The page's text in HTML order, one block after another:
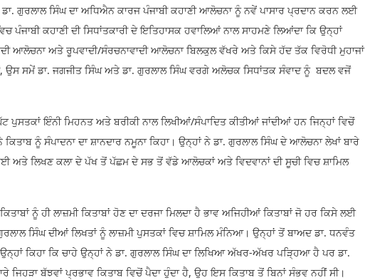
ਗੁਰਲਾਲ ਸਿੰਘ ਦਾ ਅਧਿਐਨ ਕਾਰਜ ਪੰਜਾਬੀ ਕਹਾਣੀ ਆਲੋਚਨਾ ਨੂੰ ਨਵੇਂ ਪਾਸਾਰ ਪ੍ਰਦਾਨ ਕਰਨ ਲਈ
ਕਹਾਣੀ ਦੀ ਸਿਧਾਂਤਕਾਰੀ ਦੇ ਇਤਿਹਾਸਕ ਹਵਾਲਿਆਂ ਨਾਲ ਸਾਹਮਣੇ ਲਿਆਂਦਾ ਕਿ ਉਨ੍ਹਾਂ
ਆਲੋਚਨਾ ਅਤੇ ਰੂਪਵਾਦੀ/ਸੰਰਚਨਾਵਾਦੀ ਆਲੋਚਨਾ ਬਿਲਕੁਲ ਵੱਖਰੇ ਅਤੇ ਕਿਸੇ ਹੱਦ ਤੱਕ ਵਿਰੋਧੀ ਮੁਹਾਜਾਂ
ਉਸ ਸਮੇਂ ਡਾ. ਜਗਜੀਤ ਸਿੰਘ ਅਤੇ ਡਾ. ਗੁਰਲਾਲ ਸਿੰਘ ਵਰਗੇ ਅਲੋਚਕ ਸਿਧਾਂਤਕ ਸੰਵਾਦ ਨੂੰ ਬਦਲ ਵਜੋਂ
ਪੁਸਤਕਾਂ ਇੰਨੀ ਮਿਹਨਤ ਅਤੇ ਬਰੀਕੀ ਨਾਲ ਲਿਖੀਆਂ/ਸੰਪਾਦਿਤ ਕੀਤੀਆਂ ਜਾਂਦੀਆਂ ਹਨ ਜਿਨ੍ਹਾਂ ਵਿਚੋਂ
ਨੂੰ ਸੰਪਾਦਨਾ ਦਾ ਸ਼ਾਨਦਾਰ ਨਮੂਨਾ ਕਿਹਾ। ਉਨ੍ਹਾਂ ਨੇ ਡਾ. ਗੁਰਲਾਲ ਸਿੰਘ ਦੇ ਆਲੋਚਨਾ ਲੇਖਾਂ ਬਾਰੇ
ਅਤੇ ਲਿਖਣ ਕਲਾ ਦੇ ਪੱਖ ਤੋਂ ਪੱਛਮ ਦੇ ਸਭ ਤੋਂ ਵੱਡੇ ਆਲੋਚਕਾਂ ਅਤੇ ਵਿਦਵਾਨਾਂ ਦੀ ਸੂਚੀ ਵਿਚ ਸ਼ਾਮਿਲ
ਨੂੰ ਹੀ ਲਾਜ਼ਮੀ ਕਿਤਾਬਾਂ ਹੋਣ ਦਾ ਦਰਜਾ ਮਿਲਦਾ ਹੈ ਭਾਵ ਅਜਿਹੀਆਂ ਕਿਤਾਬਾਂ ਜੋ ਹਰ ਕਿਸੇ ਲਈ
ਸਿੰਘ ਦੀਆਂ ਲਿਖਤਾਂ ਨੂੰ ਲਾਜ਼ਮੀ ਪੁਸਤਕਾਂ ਵਿਚ ਸ਼ਾਮਿਲ ਮੰਨਿਆ। ਉਨ੍ਹਾਂ ਤੋਂ ਬਾਅਦ ਡਾ. ਧਨਵੰਤ
ਕਿਹਾ ਕਿ ਚਾਹੇ ਉਨ੍ਹਾਂ ਨੇ ਡਾ. ਗੁਰਲਾਲ ਸਿੰਘ ਦਾ ਲਿਖਿਆ ਅੱਖਰ-ਅੱਖਰ ਪੜ੍ਹਿਆ ਹੈ ਪਰ ਡਾ.
ਜਿਹੜਾ ਬੱਝਵਾਂ ਪ੍ਰਭਾਵ ਕਿਤਾਬ ਵਿਚੋਂ ਪੈਦਾ ਹੁੰਦਾ ਹੈ, ਉਹ ਇਸ ਕਿਤਾਬ ਤੋਂ ਬਿਨਾਂ ਸੰਭਵ ਨਹੀਂ ਸੀ।